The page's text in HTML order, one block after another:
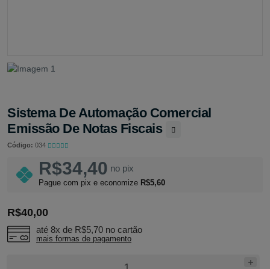
Sistema De Automação Comercial
Emissão De Notas Fiscais
Código: 034
R$34,40 no pix
Pague com pix e economize R$5,60
R$40,00
até 8x de R$5,70 no cartão
mais formas de pagamento